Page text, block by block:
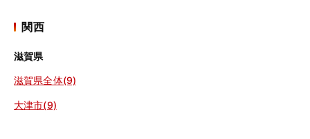
関西
滋賀県
滋賀県全体(9)
大津市(9)